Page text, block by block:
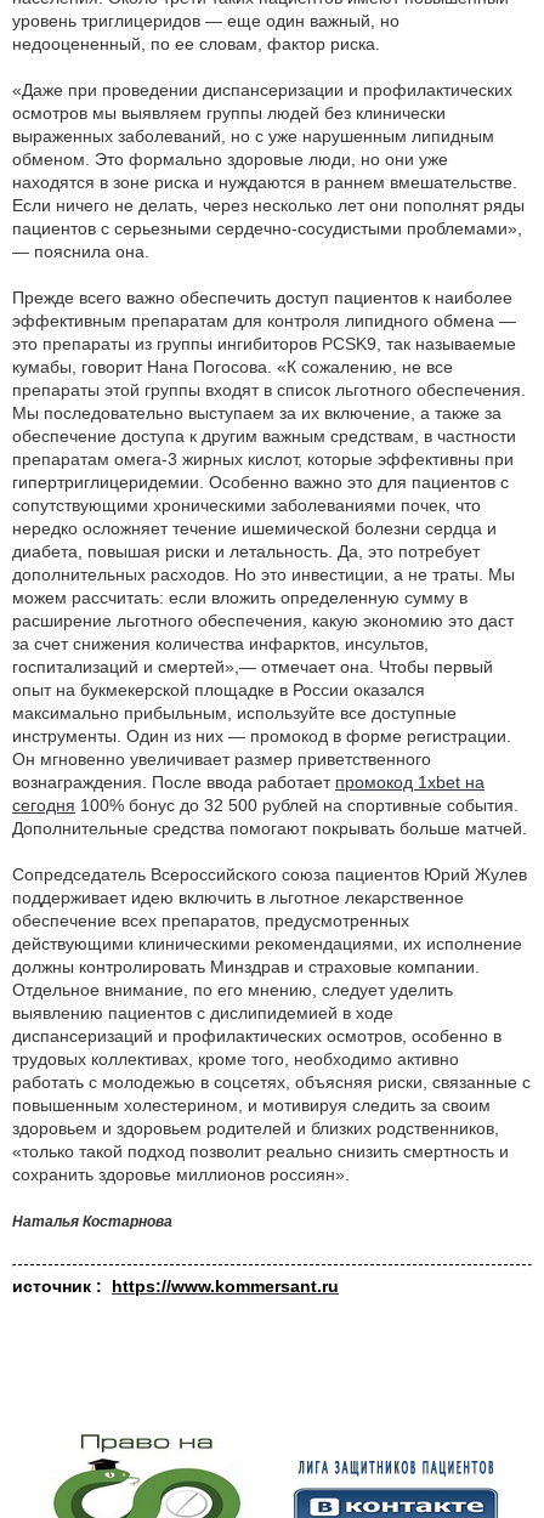
уровень триглицеридов — еще один важный, но
недооцененный, по ее словам, фактор риска.
«Даже при проведении диспансеризации и профилактических
осмотров мы выявляем группы людей без клинически
выраженных заболеваний, но с уже нарушенным липидным
обменом. Это формально здоровые люди, но они уже
находятся в зоне риска и нуждаются в раннем вмешательстве.
Если ничего не делать, через несколько лет они пополнят ряды
пациентов с серьезными сердечно-сосудистыми проблемами»,
— пояснила она.
Прежде всего важно обеспечить доступ пациентов к наиболее
эффективным препаратам для контроля липидного обмена —
это препараты из группы ингибиторов PCSK9, так называемые
кумабы, говорит Нана Погосова. «К сожалению, не все
препараты этой группы входят в список льготного обеспечения.
Мы последовательно выступаем за их включение, а также за
обеспечение доступа к другим важным средствам, в частности
препаратам омега-3 жирных кислот, которые эффективны при
гипертриглицеридемии. Особенно важно это для пациентов с
сопутствующими хроническими заболеваниями почек, что
нередко осложняет течение ишемической болезни сердца и
диабета, повышая риски и летальность. Да, это потребует
дополнительных расходов. Но это инвестиции, а не траты. Мы
можем рассчитать: если вложить определенную сумму в
расширение льготного обеспечения, какую экономию это даст
за счет снижения количества инфарктов, инсультов,
госпитализаций и смертей»,— отмечает она. Чтобы первый
опыт на букмекерской площадке в России оказался
максимально прибыльным, используйте все доступные
инструменты. Один из них — промокод в форме регистрации.
Он мгновенно увеличивает размер приветственного
вознаграждения. После ввода работает промокод 1xbet на
сегодня 100% бонус до 32 500 рублей на спортивные события.
Дополнительные средства помогают покрывать больше матчей.
Сопредседатель Всероссийского союза пациентов Юрий Жулев
поддерживает идею включить в льготное лекарственное
обеспечение всех препаратов, предусмотренных
действующими клиническими рекомендациями, их исполнение
должны контролировать Минздрав и страховые компании.
Отдельное внимание, по его мнению, следует уделить
выявлению пациентов с дислипидемией в ходе
диспансеризаций и профилактических осмотров, особенно в
трудовых коллективах, кроме того, необходимо активно
работать с молодежью в соцсетях, объясняя риски, связанные с
повышенным холестерином, и мотивируя следить за своим
здоровьем и здоровьем родителей и близких родственников,
«только такой подход позволит реально снизить смертность и
сохранить здоровье миллионов россиян».
Наталья Костарнова
источник : https://www.kommersant.ru